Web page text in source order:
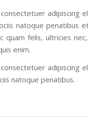
adipiscing
natoque penatibus
quam felis, ultricies
enim.
adipiscing
natoque penatibus.